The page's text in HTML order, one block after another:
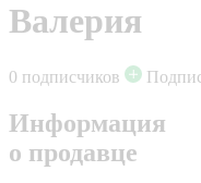
Валерия
0 подписчиков
Информация
о продавце